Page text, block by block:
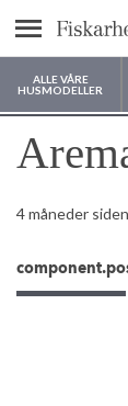
text.menu
ALLE VÅRE
HUSMODELLER
4 måneder siden